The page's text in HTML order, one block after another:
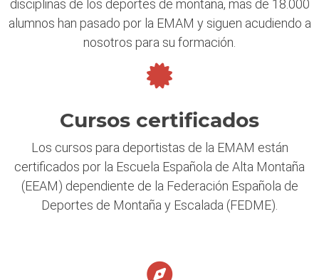
disciplinas de los deportes de montaña, mas de 18.000
alumnos han pasado por la EMAM y siguen acudiendo a
nosotros para su formación.
Cursos certificados
Los cursos para deportistas de la EMAM están
certificados por la Escuela Española de Alta Montaña
(EEAM) dependiente de la Federación Española de
Deportes de Montaña y Escalada (FEDME).